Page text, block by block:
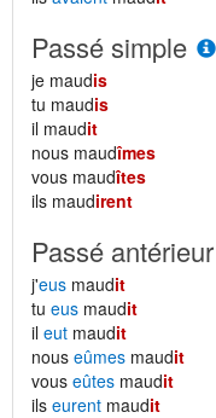
Passé simple
je maudis
tu maudis
il maudit
nous maudîmes
vous maudîtes
ils maudirent
Passé antérieur
j'eus maudit
tu eus maudit
il eut maudit
nous eûmes maudit
vous eûtes maudit
ils eurent maudit